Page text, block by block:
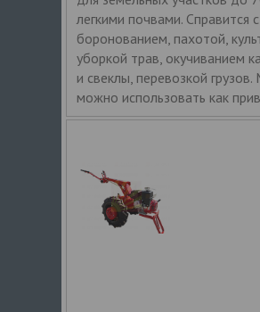
легкими почвами. Справится с
боронованием, пахотой,
уборкой трав, окучиванием
и свеклы, перевозкой
можно использовать как